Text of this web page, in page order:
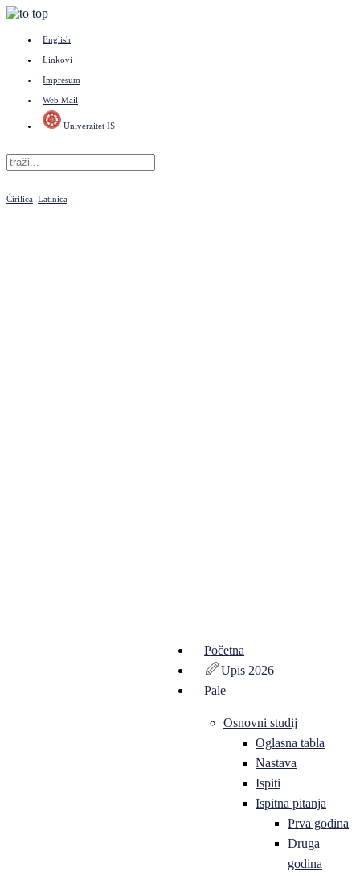
English
Linkovi
Impresum
Web Mail
Univerzitet IS
Ćirilica Latinica
Početna
Upis 2026
Pale
Osnovni studij
Oglasna tabla
Nastava
Ispiti
Ispitna pitanja
Prva godina
Druga
godina